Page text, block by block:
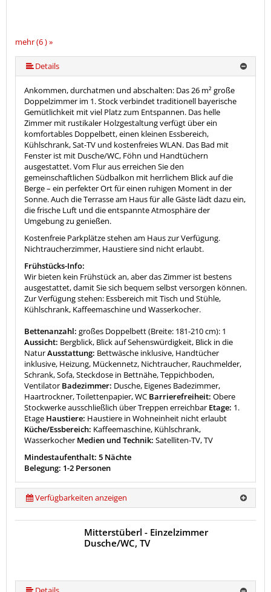
mehr (6 ) »
mehr (6 ) »
mehr (6 ) »
Details
Ankommen, durchatmen und abschalten: Das 26 m² große
Doppelzimmer im 1. Stock verbindet traditionell bayerische
Gemütlichkeit mit viel Platz zum Entspannen. Das helle
Zimmer mit rustikaler Holzgestaltung verfügt über ein
komfortables Doppelbett, einen kleinen Essbereich,
Kühlschrank, Sat-TV und kostenfreies WLAN. Das Bad mit
Fenster ist mit Dusche/WC, Föhn und Handtüchern
ausgestattet. Vom Flur aus erreichen Sie den
gemeinschaftlichen Südbalkon mit herrlichem Blick auf die
Berge – ein perfekter Ort für einen ruhigen Moment in der
Sonne. Auch die Terrasse am Haus für alle Gäste lädt dazu ein,
die frische Luft und die entspannte Atmosphäre der
Umgebung zu genießen.
Kostenfreie Parkplätze stehen am Haus zur Verfügung.
Nichtraucherzimmer, Haustiere sind nicht erlaubt.
Frühstücks-Info:
Wir bieten kein Frühstück an, aber das Zimmer ist bestens
ausgestattet, damit Sie sich bequem selbst versorgen können.
Zur Verfügung stehen: Essbereich mit Tisch und Stühle,
Kühlschrank, Kaffeemaschine und Wasserkocher.
Bettenanzahl: großes Doppelbett (Breite: 181-210 cm): 1
Aussicht: Bergblick, Blick auf Sehenswürdigkeit, Blick in die
NaturAusstattung: Bettwäsche inklusive, Handtücher
inklusive, Heizung, Mückennetz, Nichtraucher, Rauchmelder,
Schrank, Sofa, Steckdose in Bettnähe, Teppichboden,
Ventilator Badezimmer: Dusche, Eigenes Badezimmer,
Haartrockner, Toilettenpapier, WC Barrierefreiheit: Obere
Stockwerke ausschließlich über Treppen erreichbar Etage: 1.
Etage Haustiere: Haustiere in Wohneinheit nicht erlaubt
Küche/Essbereich: Kaffeemaschine, Kühlschrank,
Wasserkocher Medien und Technik: Satelliten-TV, TV
Mindestaufenthalt: 5 Nächte
Belegung: 1-2 Personen
Verfügbarkeiten anzeigen
Mitterstüberl - Einzelzimmer
Dusche/WC, TV